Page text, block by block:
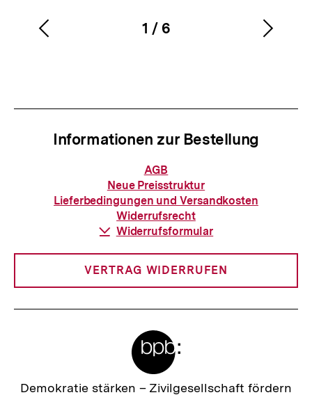
Karussellinhalt
1
von
/ 6
Vorherigen
Informationen zur Bestellung
Informationen
zur
Bestellung
AGB
Neue Preisstruktur
Lieferbedingungen und Versandkosten
Widerrufsrecht
Download-
Widerrufsformular
VERTRAG WIDERRUFEN
Zur
Demokratie stärken – Zivilgesellschaft fördern